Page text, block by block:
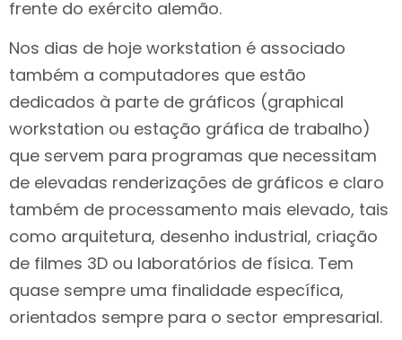
frente do exército alemão.
Nos dias de hoje workstation é associado
também a computadores que estão
dedicados à parte de gráficos (graphical
workstation ou estação gráfica de trabalho)
que servem para programas que necessitam
de elevadas renderizações de gráficos e claro
também de processamento mais elevado, tais
como arquitetura, desenho industrial, criação
de filmes 3D ou laboratórios de física. Tem
quase sempre uma finalidade específica,
orientados sempre para o sector empresarial.